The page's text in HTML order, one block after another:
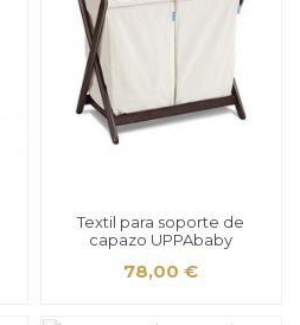
Textil para soporte de
capazo UPPAbaby
78,00 €